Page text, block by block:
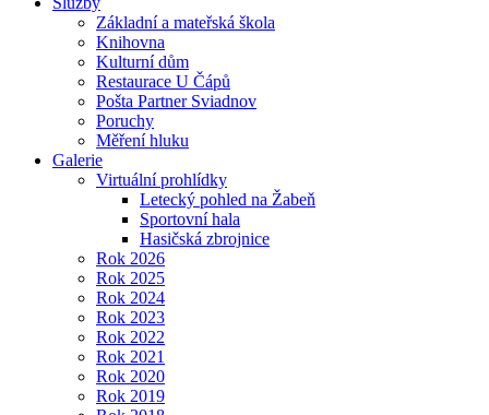
Základní a mateřská škola
Knihovna
Kulturní dům
Restaurace U Čápů
Pošta Partner Sviadnov
Poruchy
Měření hluku
Galerie
Virtuální prohlídky
Letecký pohled na Žabeň
Sportovní hala
Hasičská zbrojnice
Rok 2026
Rok 2025
Rok 2024
Rok 2023
Rok 2022
Rok 2021
Rok 2020
Rok 2019